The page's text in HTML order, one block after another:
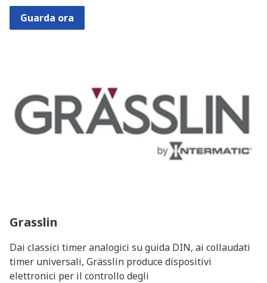
Guarda ora
Grasslin
Dai classici timer analogici su guida DIN, ai collaudati
timer universali, Grässlin produce dispositivi
elettronici per il controllo degli